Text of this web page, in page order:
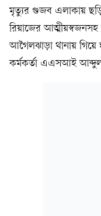
মৃত্যুর গুজব এলাকায়
রিয়াজের
আগৈলঝাড়া থানায় গিয়ে
কর্মকর্তা এএসআই আব্দুল